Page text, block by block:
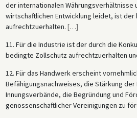
der internationalen Währungsverhältnisse
wirtschaftlichen Entwicklung leidet, ist
aufrechtzuerhalten. […]
11. Für die Industrie ist der durch die
bedingte Zollschutz aufrechtzuerhalten
12. Für das Handwerk erscheint
Befähigungsnachweises, die Stärkung der
Innungsverbände, die Begründung und
genossenschaftlicher Vereinigungen zu